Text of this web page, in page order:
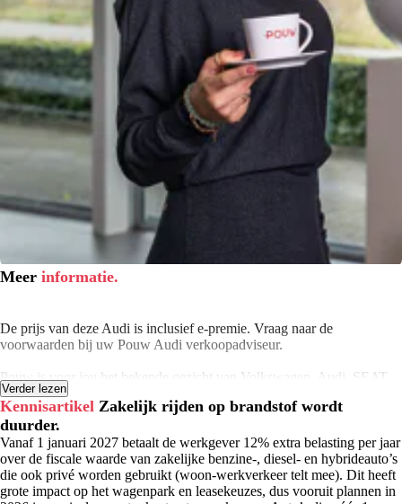
Meer informatie.
De prijs van deze Audi is inclusief e-premie. Vraag naar de
voorwaarden bij uw Pouw Audi verkoopadviseur.
Pouw is voor jou het bekende gezicht van Volkswagen, Audi, SEAT,
Škoda, CUPRA en Volkswagen Bedrijfswagens. Wij zijn er voor je
met de verkoop van nieuwe en gebruikte personenauto’s en
bedrijfswagens. Verder staan we voor je klaar met onze werkplaatsen,
leaseproducten, financierings- en verhuuractiviteiten en onze
schadeherstelbedrijven. Klaar om samen met jou op weg te gaan. Je
vindt onze vestigingen in Apeldoorn, Deventer, Hardenberg,
Harderwijk, Kampen, Meppel, Rijssen en Zwolle.
Verder lezen
Kennisartikel Zakelijk rijden op brandstof wordt
duurder.
Vanaf 1 januari 2027 betaalt de werkgever 12% extra belasting per jaar
over de fiscale waarde van zakelijke benzine-, diesel- en hybrideauto’s
die ook privé worden gebruikt (woon-werkverkeer telt mee). Dit heeft
grote impact op het wagenpark en leasekeuzes, dus vooruit plannen in